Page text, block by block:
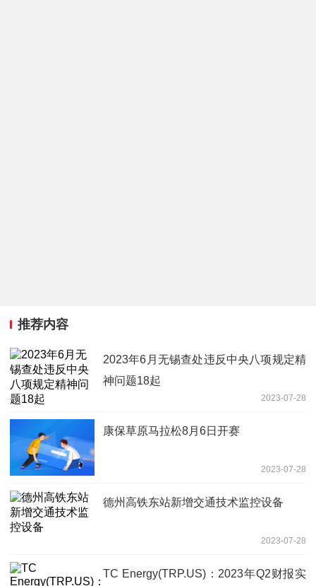
推荐内容
2023年6月无锡查处违反中央八项规定精
神问题18起
2023-07-28
康保草原马拉松8月6日开赛
2023-07-28
德州高铁东站新增交通技术监控设备
2023-07-28
TC Energy(TRP.US)：2023年Q2财报实